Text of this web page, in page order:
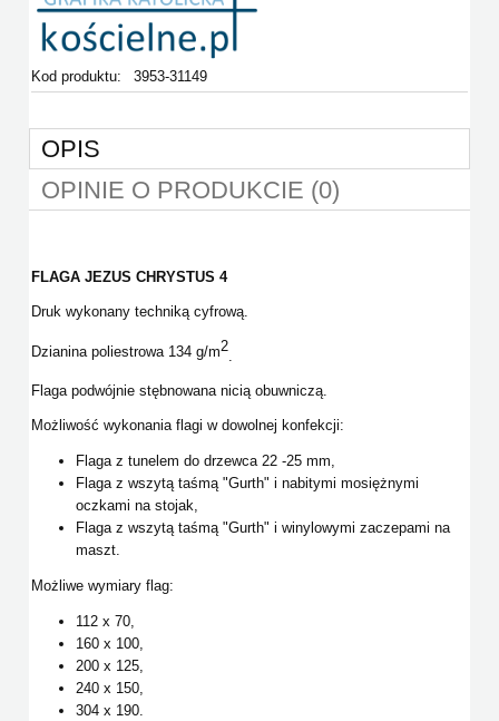
Kod produktu: 3953-31149
OPIS
OPINIE O PRODUKCIE (0)
FLAGA JEZUS CHRYSTUS 4
Druk wykonany techniką cyfrową.
Dzianina poliestrowa 134 g/m2
.
Flaga podwójnie stębnowana nicią obuwniczą.
Możliwość wykonania flagi w dowolnej konfekcji:
Flaga z tunelem do drzewca 22 -25 mm,
Flaga z wszytą taśmą "Gurth" i nabitymi mosiężnymi
oczkami na stojak,
Flaga z wszytą taśmą "Gurth" i winylowymi zaczepami na
maszt.
Możliwe wymiary flag:
112 x 70,
160 x 100,
200 x 125,
240 x 150,
304 x 190.